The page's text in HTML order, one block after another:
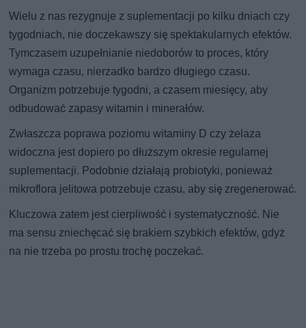
Wielu z nas rezygnuje z suplementacji po kilku dniach czy
tygodniach, nie doczekawszy się spektakularnych efektów.
Tymczasem uzupełnianie niedoborów to proces, który
wymaga czasu, nierzadko bardzo długiego czasu.
Organizm potrzebuje tygodni, a czasem miesięcy, aby
odbudować zapasy witamin i minerałów.
Zwłaszcza poprawa poziomu witaminy D czy żelaza
widoczna jest dopiero po dłuższym okresie regularnej
suplementacji. Podobnie działają probiotyki, ponieważ
mikroflora jelitowa potrzebuje czasu, aby się zregenerować.
Kluczowa zatem jest cierpliwość i systematyczność. Nie
ma sensu zniechęcać się brakiem szybkich efektów, gdyż
na nie trzeba po prostu trochę poczekać.